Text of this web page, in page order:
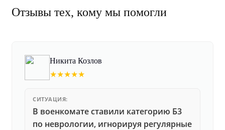
Отзывы тех, кому мы помогли
Никита Козлов
★★★★★
СИТУАЦИЯ:
В военкомате ставили категорию Б3
по неврологии, игнорируя регулярные